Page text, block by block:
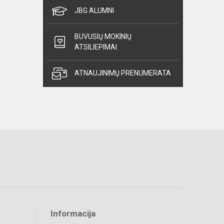
JBG ALUMNI
BUVUSIŲ MOKINIŲ
ATSILIEPIMAI
ATNAUJINIMŲ PRENUMERATA
Informacija